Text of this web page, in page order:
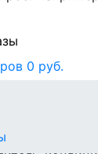
0 руб.